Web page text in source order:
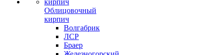
Облицовочный
кирпич
Волгабрик
ЛСР
Браер